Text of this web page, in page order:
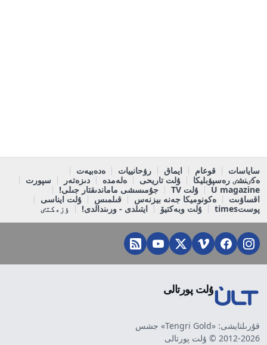
ساياسات قوعام ايماق رۋحانييات
ەدەبيەت
ەكٸنشٸ رەسپۋبليكا
ۇلت تاريحى ەلەمدە دىزەتەر
سپورت
U magazine
ۇلت TV
جۇمىسشى ماماندىقتار جىلى!
اقساۋىت
ەكونوميكا جەنە بيزنەس قىلمىس
ۇلت ايناسى
پوستtimes
ۇلت وبەكتيۆ ايتىلدى - ورىندالدى! ٶزەكتٸ
ۇلت پورتالى
قۇرىلتايشى: «Tengri Gold» جشس
2012-2026 © ۇلت پورتالى